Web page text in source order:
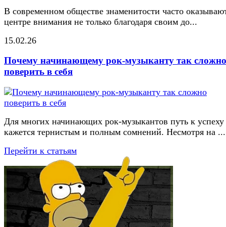
В современном обществе знаменитости часто
центре внимания не только благодаря своим до...
15.02.26
Почему начинающему рок-музыканту так сложно
поверить в себя
Для многих начинающих рок-музыкантов путь к успеху
кажется тернистым и полным сомнений. Несмотря на ...
Перейти к статьям